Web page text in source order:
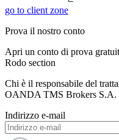
go to client zone
Prova il nostro conto
Apri un conto di prova
Rodo section
Chi è il responsabile del
OANDA TMS Brokers S.A.
Indirizzo e-mail